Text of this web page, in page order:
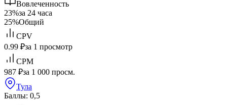
Вовлеченность
23%за 24 часа
25%Общий
CPV
0.99 ₽за 1 просмотр
CPM
987 ₽за 1 000 просм.
Тула
Баллы: 0,5